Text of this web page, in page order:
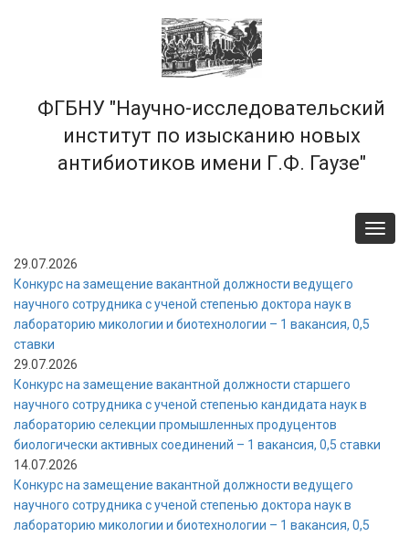
ФГБНУ "Научно-исследовательский
институт по изысканию новых
антибиотиков имени Г.Ф. Гаузе"
29.07.2026
Конкурс на замещение вакантной должности ведущего
научного сотрудника с ученой степенью доктора наук в
лабораторию микологии и биотехнологии – 1 вакансия, 0,5
ставки
29.07.2026
Конкурс на замещение вакантной должности старшего
научного сотрудника с ученой степенью кандидата наук в
лабораторию селекции промышленных продуцентов
биологически активных соединений – 1 вакансия, 0,5 ставки
14.07.2026
Конкурс на замещение вакантной должности ведущего
научного сотрудника с ученой степенью доктора наук в
лабораторию микологии и биотехнологии – 1 вакансия, 0,5